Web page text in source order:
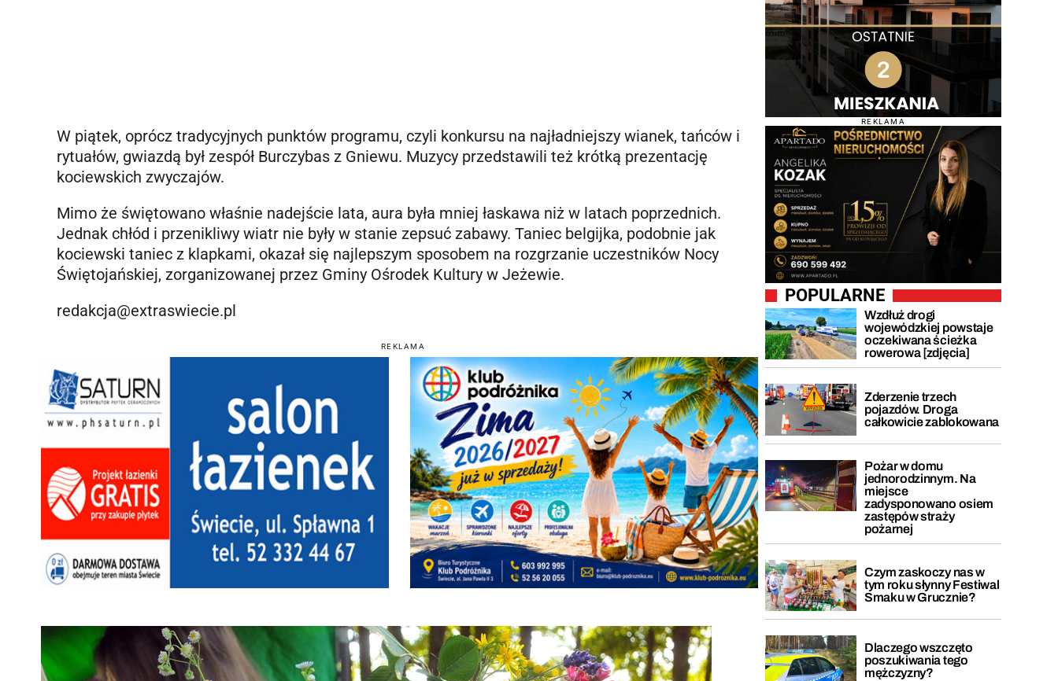
W piątek, oprócz tradycyjnych punktów programu, czyli konkursu na najładniejszy wianek, tańców i
rytuałów, gwiazdą był zespół Burczybas z Gniewu. Muzycy przedstawili też krótką prezentację
kociewskich zwyczajów.
Mimo że świętowano właśnie nadejście lata, aura była mniej łaskawa niż w latach poprzednich.
Jednak chłód i przenikliwy wiatr nie były w stanie zepsuć zabawy. Taniec belgijka, podobnie jak
kociewski taniec z klapkami, okazał się najlepszym sposobem na rozgrzanie uczestników Nocy
Świętojańskiej, zorganizowanej przez Gminy Ośrodek Kultury w Jeżewie.
redakcja@extraswiecie.pl
REKLAMA
REKLAMA
POPULARNE
Wzdłuż drogi
wojewódzkiej powstaje
oczekiwana ścieżka
rowerowa [zdjęcia]
Zderzenie trzech
pojazdów. Droga
całkowicie zablokowana
Pożar w domu
jednorodzinnym. Na
miejsce
zadysponowano osiem
zastępów straży
pożarnej
Czym zaskoczy nas w
tym roku słynny Festiwal
Smaku w Grucznie?
Dlaczego wszczęto
poszukiwania tego
mężczyzny?